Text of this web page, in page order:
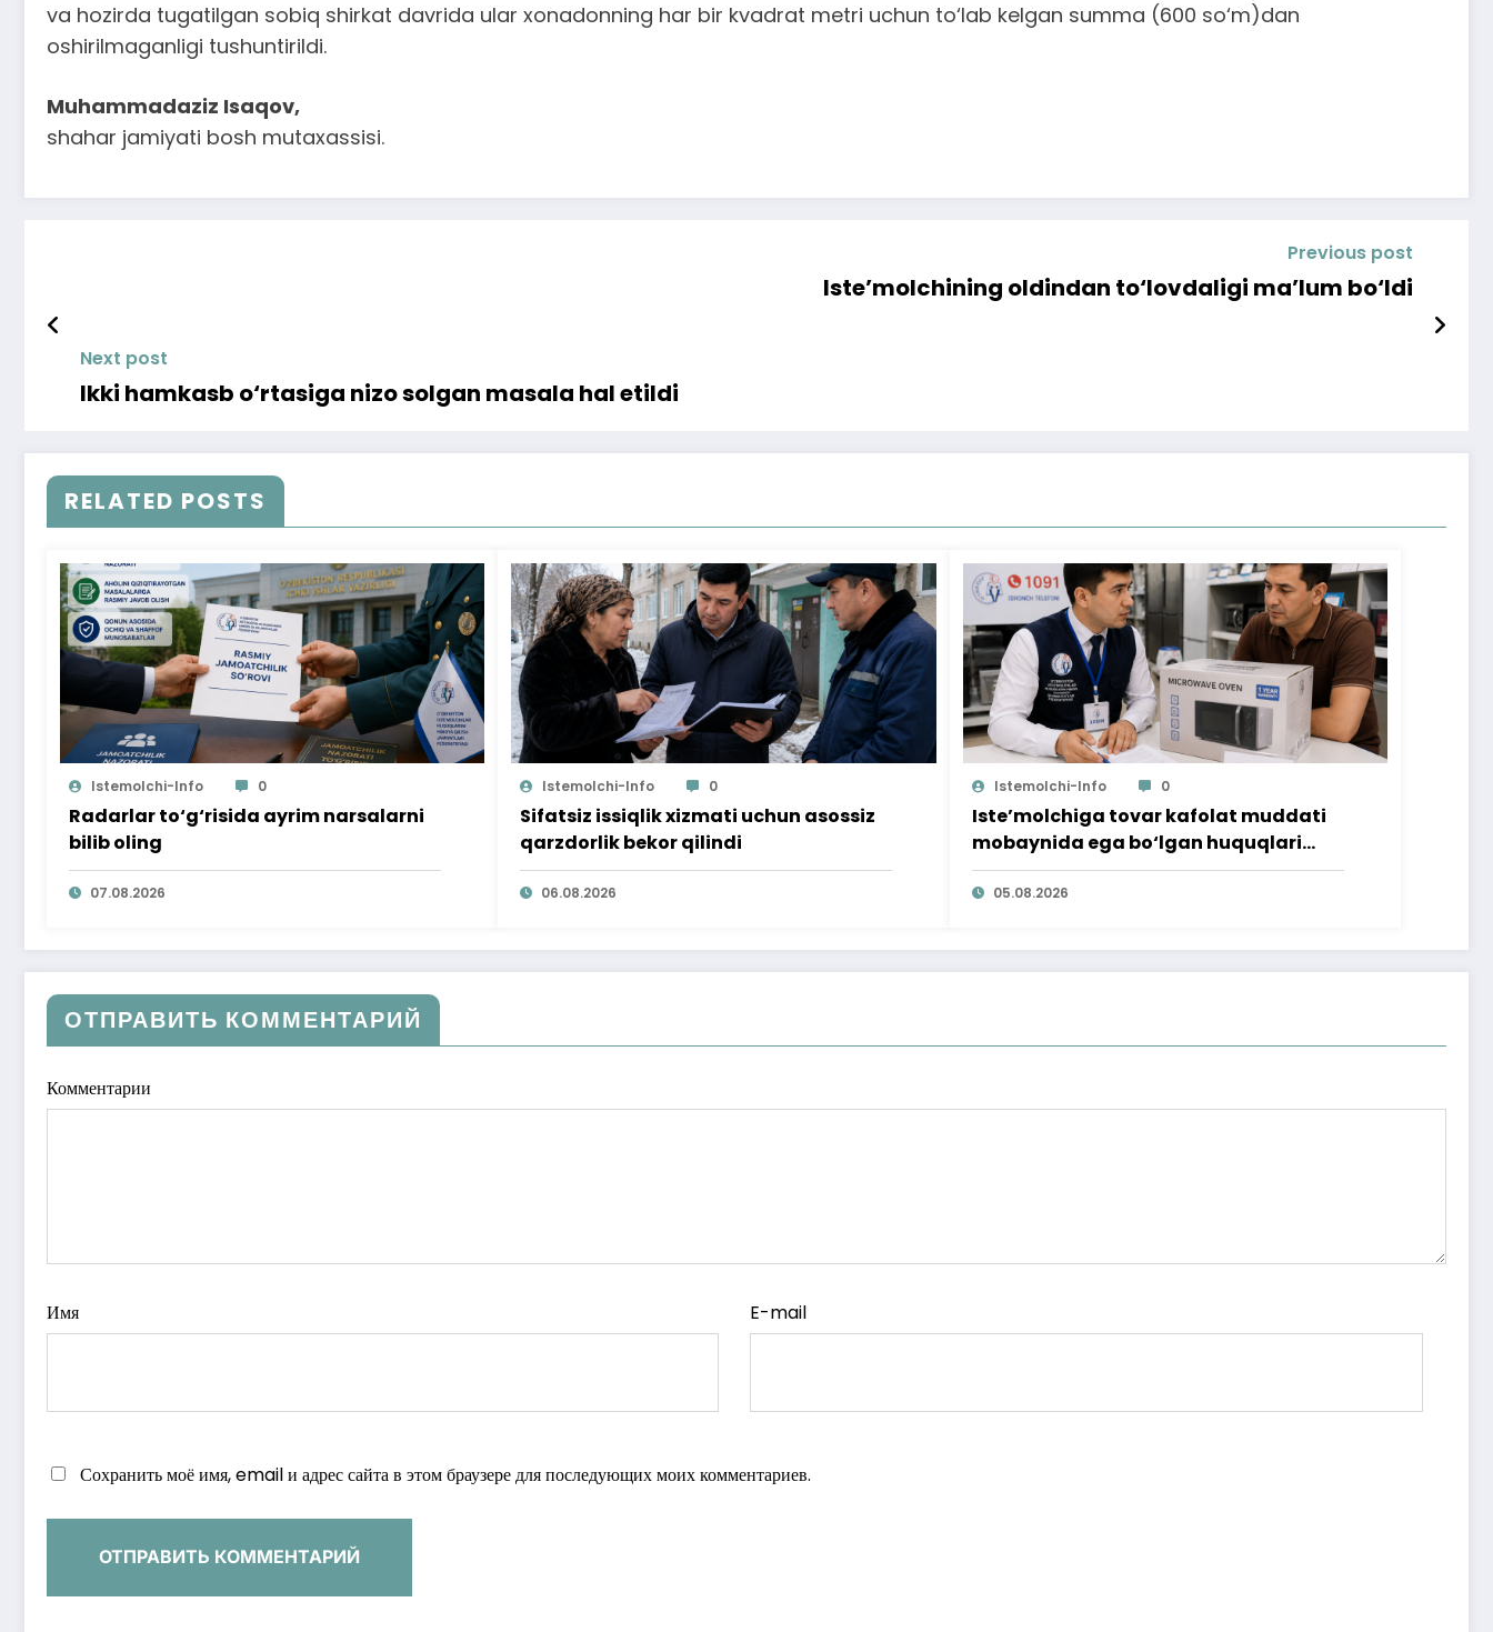
va hozirda tugatilgan sobiq shirkat davrida ular xonadonning har bir kvadrat metri uchun to‘lab kelgan summa (600 so‘m)dan
oshirilmaganligi tushuntirildi.
Muhammadaziz Isaqov,
shahar jamiyati bosh mutaxassisi.
Previous post
Iste’molchining oldindan to‘lovdaligi ma’lum bo‘ldi
Next post
Ikki hamkasb o‘rtasiga nizo solgan masala hal etildi
RELATED POSTS
Istemolchi-Info 0
Radarlar to‘g‘risida ayrim narsalarni
bilib oling
07.08.2026
Istemolchi-Info 0
Sifatsiz issiqlik xizmati uchun asossiz
qarzdorlik bekor qilindi
06.08.2026
Istemolchi-Info 0
Iste’molchiga tovar kafolat muddati
mobaynida ega bo‘lgan huquqlari
ta’minlab berildi
05.08.2026
ОТПРАВИТЬ КОММЕНТАРИЙ
Комментарии
Имя E-mail
Сохранить моё имя, email и адрес сайта в этом браузере для последующих моих комментариев.